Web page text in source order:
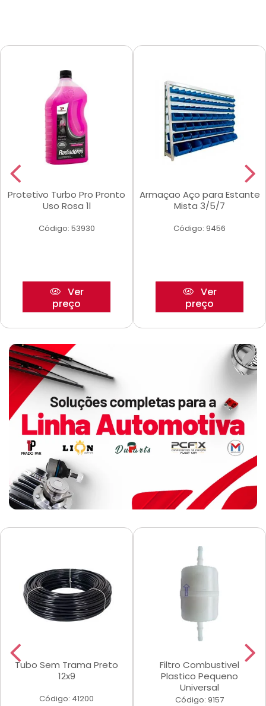
Protetivo Turbo Pro Pronto
Uso Rosa 1l
Código: 53930
Ver
preço
Armaçao Aço para Estante
Mista 3/5/7
Código: 9456
Ver
preço
Tubo Sem Trama Preto
12x9
Código: 41200
Filtro Combustivel
Plastico Pequeno
Universal
Código: 9157